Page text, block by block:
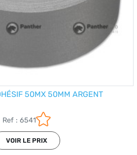
50MX 50MM ARGENT
Ref : 6541
VOIR LE PRIX